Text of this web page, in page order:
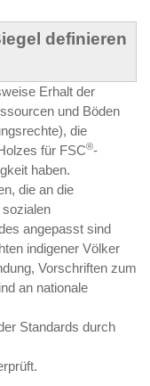
definieren
Erhalt der
und Böden
die
für FSC®-
haben.
die an die
angepasst sind
indigener Völker
Vorschriften zum
an nationale
Standards durch